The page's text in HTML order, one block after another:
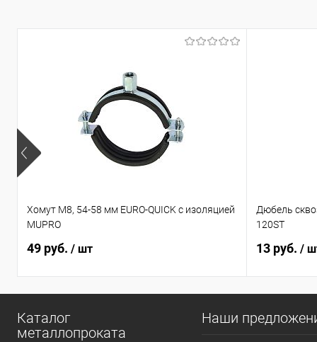
Хомут М8, 54-58 мм EURO-QUICK с изоляцией
MUPRO
49 руб. / шт
Дюбель
120ST
13 руб. /
Каталог
металлопроката
Наши